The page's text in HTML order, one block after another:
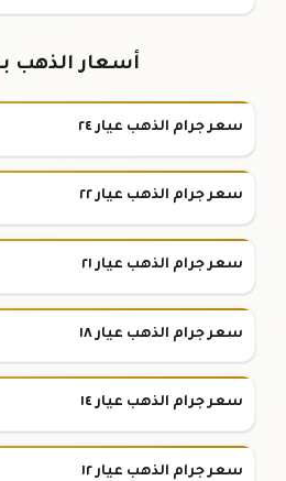
أسعار الذهب
سعر جرام الذهب عيار ٢٤
سعر جرام الذهب عيار ٢٢
سعر جرام الذهب عيار ٢١
سعر جرام الذهب عيار ١٨
سعر جرام الذهب عيار ١٤
سعر جرام الذهب عيار ١٢